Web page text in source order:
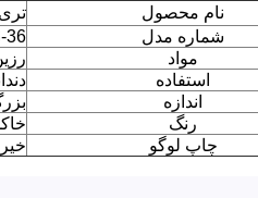
نام محصول
شماره مدل
36
مواد
استفاده
اندازه
رنگ
چاپ لوگو
خیر